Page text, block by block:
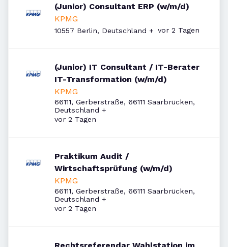
(Junior) Consultant ERP (w/m/d)
KPMG
10557 Berlin, Deutschland + Veröffentlicht
vor 2 Tagen
(Junior) IT Consultant / IT-Berater
IT-Transformation (w/m/d)
KPMG
66111, Gerberstraße, 66111 Saarbrücken,
Deutschland +
Veröffentlicht
vor 2 Tagen
Praktikum Audit /
Wirtschaftsprüfung (w/m/d)
KPMG
66111, Gerberstraße, 66111 Saarbrücken,
Deutschland +
Veröffentlicht
vor 2 Tagen